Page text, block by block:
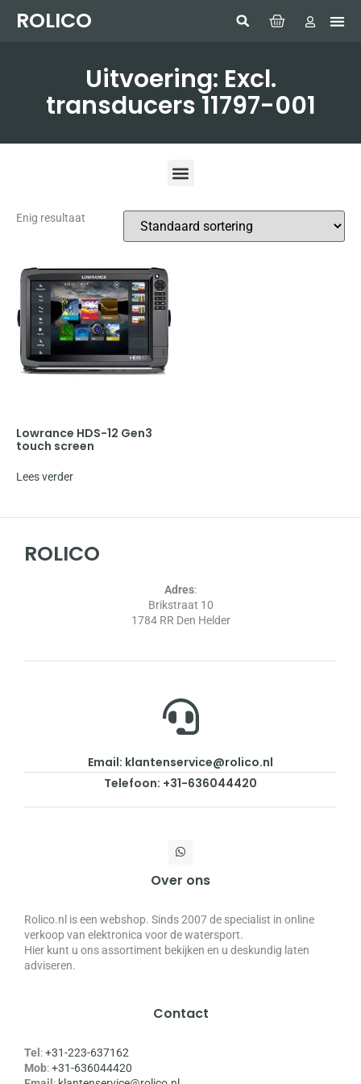
ROLICO
Uitvoering: Excl.
transducers 11797-001
Enig resultaat
Lowrance HDS-12 Gen3
touch screen
Lees verder
ROLICO
Adres:
Brikstraat 10
1784 RR Den Helder
Email: klantenservice@rolico.nl
Telefoon: +31-636044420
Over ons
Rolico.nl is een webshop. Sinds 2007 de specialist in online
verkoop van elektronica voor de watersport.
Hier kunt u ons assortiment bekijken en u deskundig laten
adviseren.
Contact
Tel :+31-223-637162
Mob:+31-636044420